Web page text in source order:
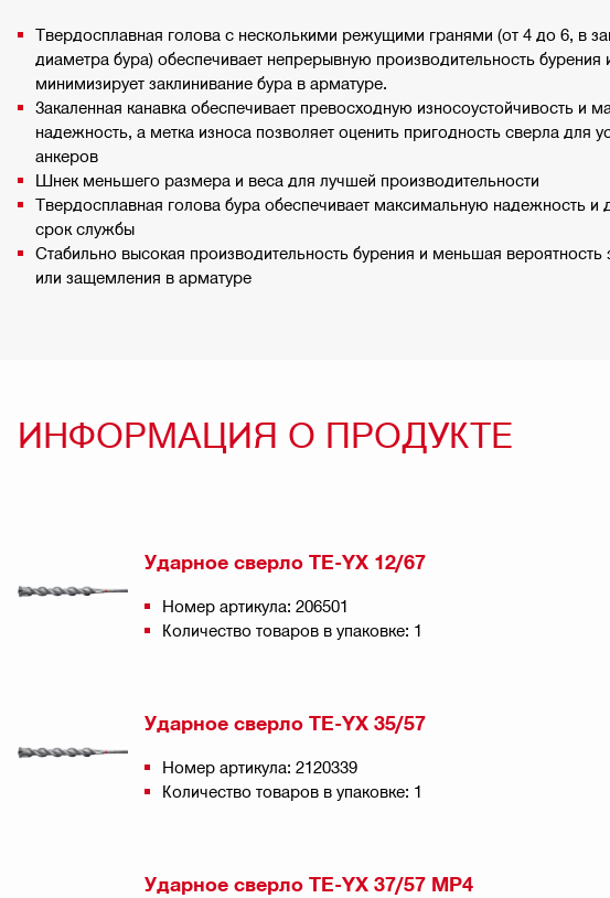
Твердосплавная голова с несколькими режущими гранями (от 4 до 6, в
диаметра бура) обеспечивает непрерывную производительность бурения
минимизирует заклинивание бура в арматуре.
Закаленная канавка обеспечивает превосходную износоустойчивость и
надежность, а метка износа позволяет оценить пригодность сверла для
анкеров
Шнек меньшего размера и веса для лучшей производительности
Твердосплавная голова бура обеспечивает максимальную надежность и
срок службы
Стабильно высокая производительность бурения и меньшая вероятность
или защемления в арматуре
ИНФОРМАЦИЯ О ПРОДУКТЕ
Ударное сверло TE-YX 12/67
Номер артикула: 206501
Количество товаров в упаковке: 1
Ударное сверло TE-YX 35/57
Номер артикула: 2120339
Количество товаров в упаковке: 1
Ударное сверло TE-YX 37/57 MP4